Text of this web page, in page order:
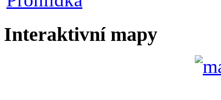
Interaktivní mapy